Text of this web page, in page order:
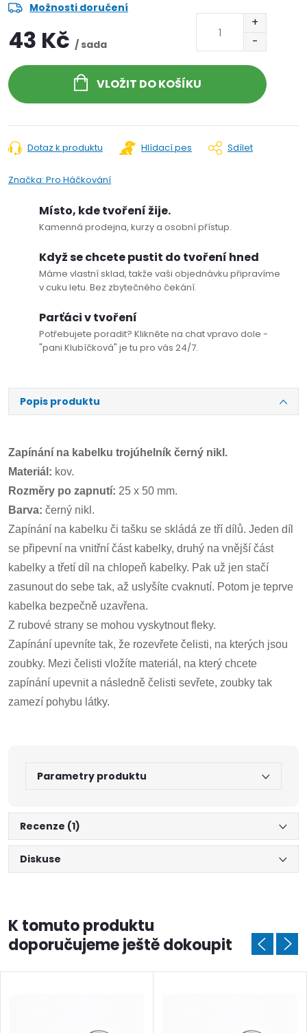
Možnosti doručení
43 Kč / sada
VLOŽIT DO KOŠÍKU
Dotaz k produktu Hlídací pes Sdílet
Značka: Pro Háčkování
Místo, kde tvoření žije.
Kamenná prodejna, kurzy a osobní přístup.
Když se chcete pustit do tvoření hned
Máme vlastní sklad, takže vaši objednávku připravíme
v cuku letu. Bez zbytečného čekání.
Parťáci v tvoření
Potřebujete poradit? Klikněte na chat vpravo dole -
"pani Klubíčková" je tu pro vás 24/7.
Popis produktu
Zapínání na kabelku trojúhelník černý nikl.
Materiál: kov.
Rozměry po zapnutí: 25 x 50 mm.
Barva: černý nikl.
Zapínání na kabelku či tašku se skládá ze tří dílů. Jeden díl
se připevní na vnitřní část kabelky, druhý na vnější část
kabelky a třetí díl na chlopeň kabelky. Pak už jen stačí
zasunout do sebe tak, až uslyšíte cvaknutí. Potom je teprve
kabelka bezpečně uzavřena.
Z rubové strany se mohou vyskytnout fleky.
Zapínání upevníte tak, že rozevřete čelisti, na kterých jsou
zoubky. Mezi čelisti vložíte materiál, na který chcete
zapínání upevnit a následně čelisti sevřete, zoubky tak
zamezí pohybu látky.
Parametry produktu
Recenze (1)
Diskuse
K tomuto produktu
doporučujeme ještě dokoupit